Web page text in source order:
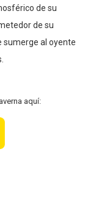
de su
de su
sumerge al oyente
aquí: